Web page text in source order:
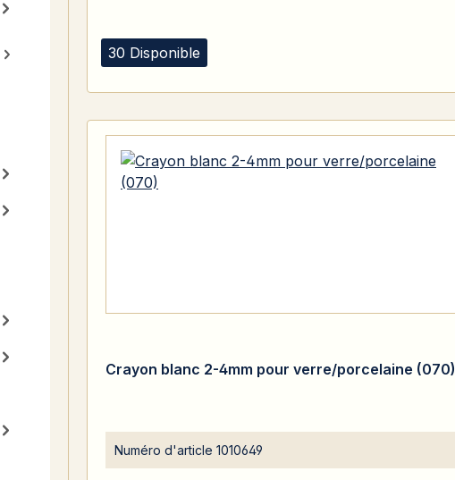
30 Disponible
Crayon blanc 2-4mm pour verre/porcelaine (070)
Numéro d'article 1010649